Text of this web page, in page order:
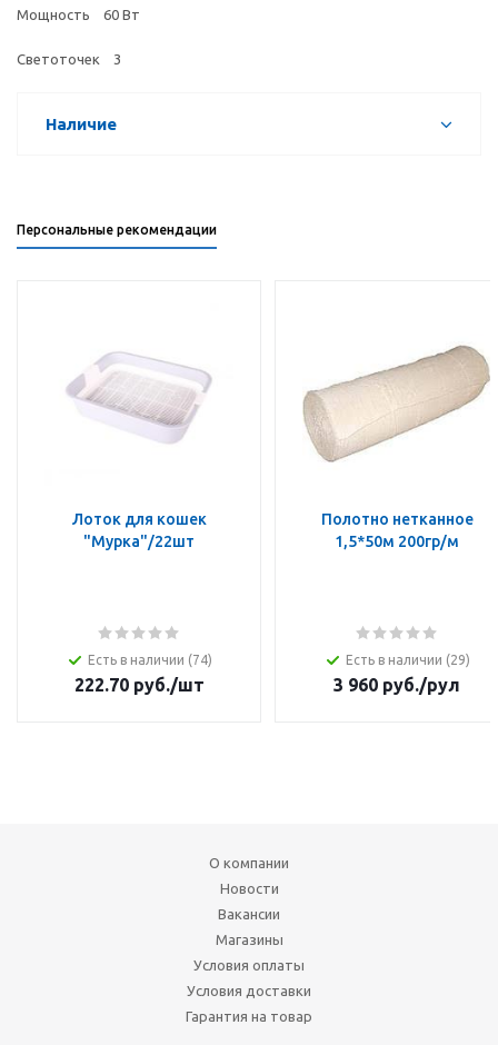
Мощность 60 Вт
Светоточек 3
Наличие
Персональные рекомендации
Лоток для кошек
"Мурка"/22шт
Есть в наличии (74)
222.70руб./шт
Полотно нетканное
1,5*50м 200гр/м
Есть в наличии (29)
3 960 руб./рул
О компании
Новости
Вакансии
Магазины
Условия оплаты
Условия доставки
Гарантия на товар